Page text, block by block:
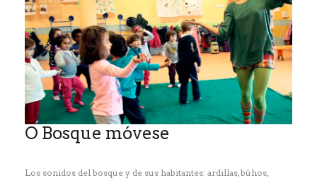
O Bosque móvese
Los sonidos del bosque y de sus habitantes: ardillas, búhos,